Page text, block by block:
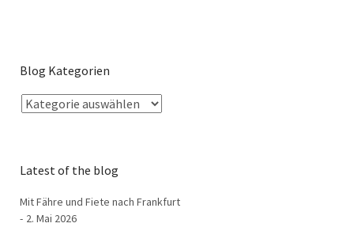
Blog Kategorien
Latest of the blog
Mit Fähre und Fiete nach Frankfurt
2. Mai 2026